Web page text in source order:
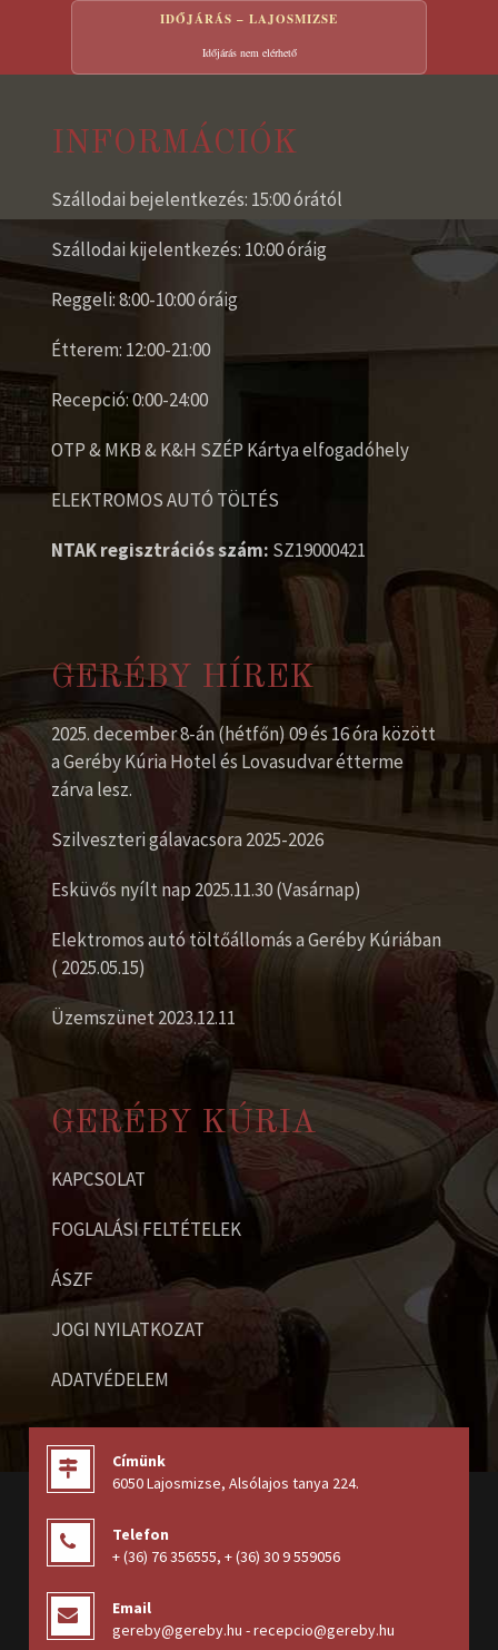
IDŐJÁRÁS – LAJOSMIZSE
Időjárás nem elérhető
INFORMÁCIÓK
Szállodai bejelentkezés: 15:00 órától
Szállodai kijelentkezés: 10:00 óráig
Reggeli: 8:00-10:00 óráig
Étterem: 12:00-21:00
Recepció: 0:00-24:00
OTP & MKB & K&H SZÉP Kártya elfogadóhely
ELEKTROMOS AUTÓ TÖLTÉS
NTAK regisztrációs szám: SZ19000421
GERÉBY HÍREK
2025. december 8-án (hétfőn) 09 és 16 óra között
a Geréby Kúria Hotel és Lovasudvar étterme
zárva lesz.
Szilveszteri gálavacsora 2025-2026
Esküvős nyílt nap 2025.11.30 (Vasárnap)
Elektromos autó töltőállomás a Geréby Kúriában
( 2025.05.15)
Üzemszünet 2023.12.11
GERÉBY KÚRIA
KAPCSOLAT
FOGLALÁSI FELTÉTELEK
ÁSZF
JOGI NYILATKOZAT
ADATVÉDELEM
Címünk
6050 Lajosmizse, Alsólajos tanya 224.
Telefon
+ (36) 76 356555, + (36) 30 9 559056
Email
gereby@gereby.hu - recepcio@gereby.hu